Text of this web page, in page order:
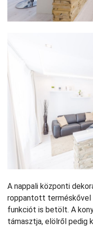
A nappali központi
roppantott terméskővel
funkciót is betölt. A
támasztja, elölről pedig